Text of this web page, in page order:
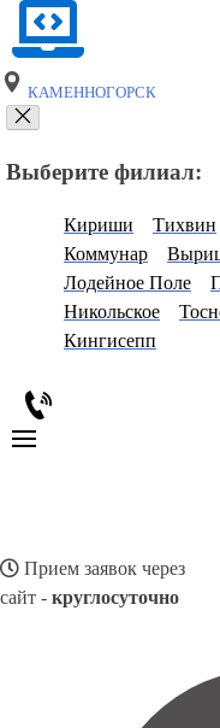
КАМЕННОГОРСК
Выберите филиал:
Кириши Тихвин
Коммунар
Лодейное Поле
Никольское
Кингисепп
Прием заявок через
сайт - круглосуточно